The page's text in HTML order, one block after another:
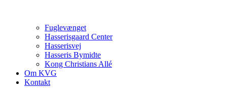
Fuglevænget
Hasserisgaard Center
Hasserisvej
Hasseris Bymidte
Kong Christians Allé
Om KVG
Kontakt